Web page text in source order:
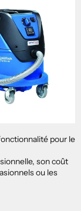
pour le
son coût
ou les